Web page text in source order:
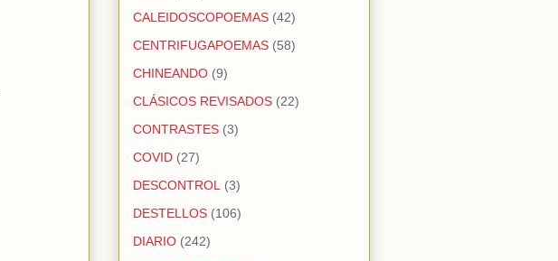
CALEIDOSCOPOEMAS (42)
CENTRIFUGAPOEMAS (58)
CHINEANDO (9)
CLÁSICOS REVISADOS (22)
CONTRASTES (3)
COVID (27)
DESCONTROL
(3)
DESTELLOS (106)
DIARIO (242)